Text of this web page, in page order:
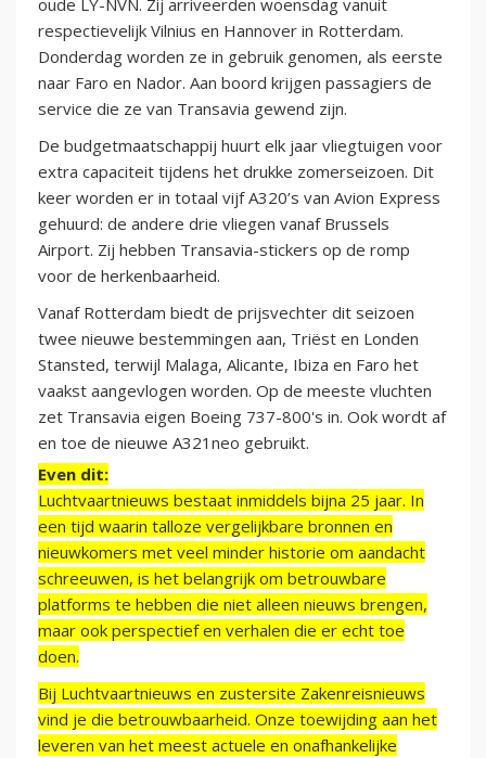
oude LY-NVN. Zij arriveerden woensdag vanuit
respectievelijk Vilnius en Hannover in Rotterdam.
Donderdag worden ze in gebruik genomen, als eerste
naar Faro en Nador. Aan boord krijgen passagiers de
service die ze van Transavia gewend zijn.
De budgetmaatschappij huurt elk jaar vliegtuigen voor
extra capaciteit tijdens het drukke zomerseizoen. Dit
keer worden er in totaal vijf A320’s van Avion Express
gehuurd: de andere drie vliegen vanaf Brussels
Airport. Zij hebben Transavia-stickers op de romp
voor de herkenbaarheid.
Vanaf Rotterdam biedt de prijsvechter dit seizoen
twee nieuwe bestemmingen aan, Triëst en Londen
Stansted, terwijl Malaga, Alicante, Ibiza en Faro het
vaakst aangevlogen worden. Op de meeste vluchten
zet Transavia eigen Boeing 737-800's in. Ook wordt af
en toe de nieuwe A321neo gebruikt.
Even dit:
Luchtvaartnieuws bestaat inmiddels bijna 25 jaar. In
een tijd waarin talloze vergelijkbare bronnen en
nieuwkomers met veel minder historie om aandacht
schreeuwen, is het belangrijk om betrouwbare
platforms te hebben die niet alleen nieuws brengen,
maar ook perspectief en verhalen die er echt toe
doen.
Bij Luchtvaartnieuws en zustersite Zakenreisnieuws
vind je die betrouwbaarheid. Onze toewijding aan het
leveren van het meest actuele en onafhankelijke